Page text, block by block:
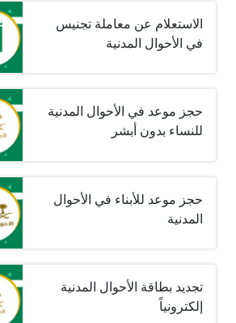
الاستعلام عن معاملة تجنيس
في الأحوال المدنية
حجز موعد في الأحوال المدنية
للنساء بدون أبشر
حجز موعد للأبناء في الأحوال
المدنية
تجديد بطاقة الأحوال المدنية
إلكترونياً